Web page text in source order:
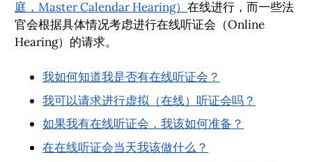
庭，Master Calendar Hearing）在线进行，而一些法
官会根据具体情况考虑进行在线听证会（Online
Hearing）的请求。
我如何知道我是否有在线听证会？
我可以请求进行虚拟（在线）听证会吗？
如果我有在线听证会，我该如何准备？
在在线听证会当天我该做什么？